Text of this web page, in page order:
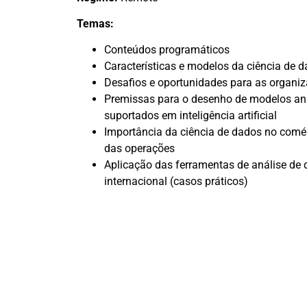
Temas:
Conteúdos programáticos
Características e modelos da ciência de
Desafios e oportunidades para as
Premissas para o desenho de modelos
suportados em inteligência artificial
Importância da ciência de dados no
das operações
Aplicação das ferramentas de análise de
internacional (casos práticos)